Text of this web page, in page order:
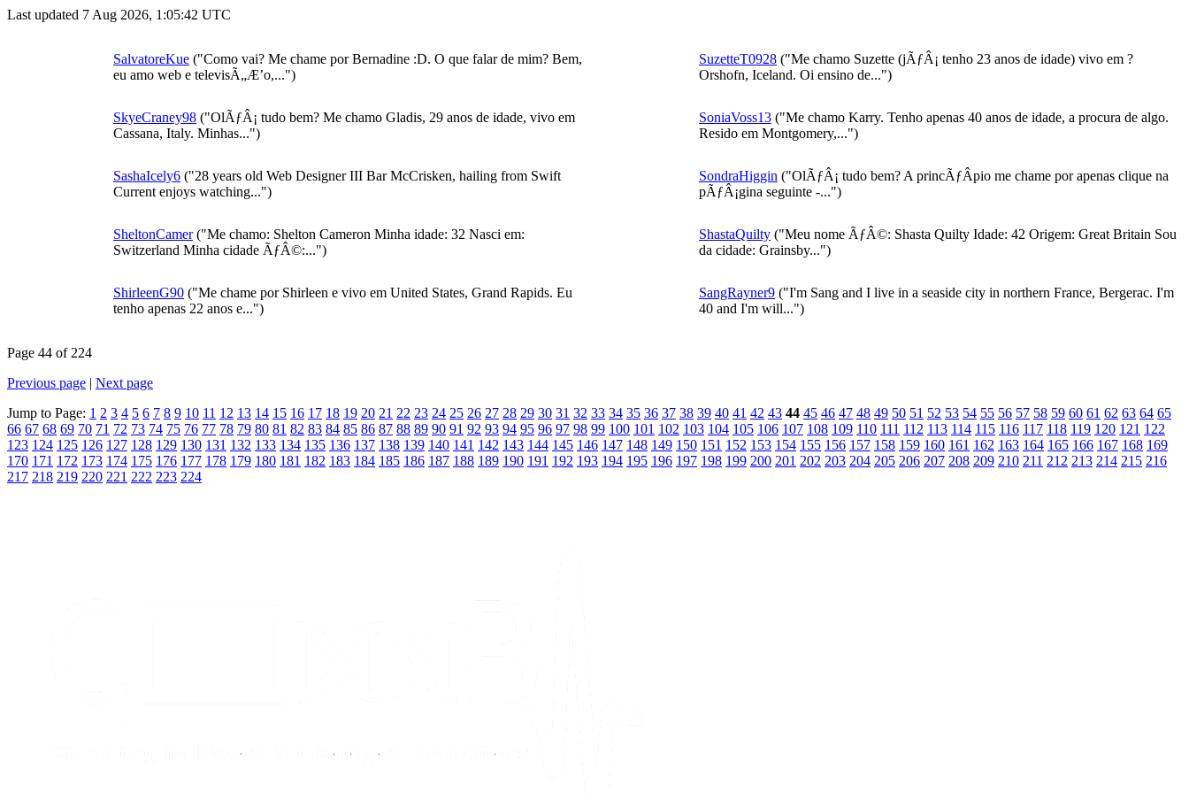
Last updated 7 Aug 2026, 1:05:42 UTC
SalvatoreKue ("Como vai? Me chame por Bernadine :D. O que falar de mim? Bem,
eu amo web e televisÃ„Æ’o,...")
SuzetteT0928 ("Me chamo Suzette (jÃƒÂ¡ tenho 23 anos de idade) vivo em ?
Orshofn, Iceland. Oi ensino de...")
SkyeCraney98 ("OlÃƒÂ¡ tudo bem? Me chamo Gladis, 29 anos de idade, vivo em
Cassana, Italy. Minhas...")
SoniaVoss13 ("Me chamo Karry. Tenho apenas 40 anos de idade, a procura de algo.
Resido em Montgomery,...")
SashaIcely6 ("28 years old Web Designer III Bar McCrisken, hailing from Swift
Current enjoys watching...")
SondraHiggin ("OlÃƒÂ¡ tudo bem? A princÃƒÂ­pio me chame por apenas clique na
pÃƒÂ¡gina seguinte -...")
SheltonCamer("Me chamo: Shelton Cameron Minha idade: 32 Nasci em:
Switzerland Minha cidade ÃƒÂ©:...")
ShastaQuilty ("Meu nome ÃƒÂ©: Shasta Quilty Idade: 42 Origem: Great Britain Sou
da cidade: Grainsby...")
ShirleenG90 ("Me chame por Shirleen e vivo em United States, Grand Rapids. Eu
tenho apenas 22 anos e...")
SangRayner9 ("I'm Sang and I live in a seaside city in northern France, Bergerac. I'm
40 and I'm will...")
Page 44 of 224
Previous page | Next page
Jump to Page: 1 2 3 4 5 6 7 8 9 10 11 12 13 14 15 16 17 18 19 20 21 22 23 24 25 26 27 28 29 30 31 32 33 34 35 36 37 38 39 40 41 42 43 44 45 46 47 48 49 50 51 52 53 54 55 56 57 58 59 60 61 62 63 64 65
66 67 68 69 70 71 72 73 74 75 76 77 78 79 80 81 82 83 84 85 86 87 88 89 90 91 92 93 94 95 96 97 98 99 100 101 102 103 104 105 106 107 108 109 110 111 112 113 114 115 116 117 118 119 120 121 122
123 124 125 126 127 128 129 130 131 132 133 134 135 136 137 138 139 140 141 142 143 144 145 146 147 148 149 150 151 152 153 154 155 156 157 158 159 160 161 162 163 164 165 166 167 168 169
170 171 172 173 174 175 176 177 178 179 180 181 182 183 184 185 186 187 188 189 190 191 192 193 194 195 196 197 198 199 200 201 202 203 204 205 206 207 208 209 210 211 212 213 214 215 216
217 218 219 220 221 222 223 224